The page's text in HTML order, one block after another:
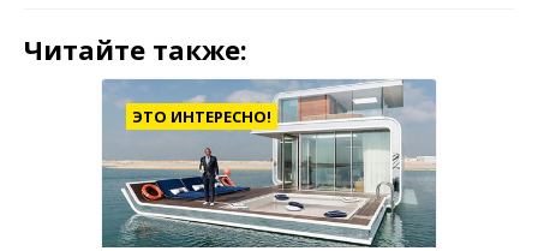
Читайте также:
ЭТО ИНТЕРЕСНО!